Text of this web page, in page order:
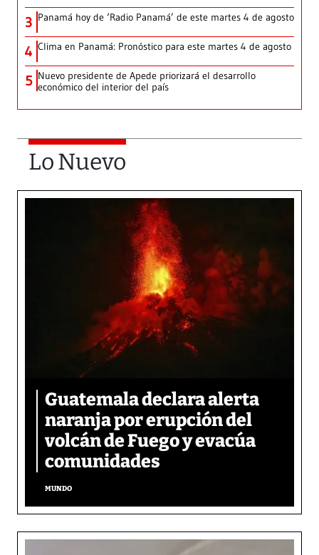
3 Panamá hoy de ‘Radio Panamá’ de este martes 4 de agosto
4 Clima en Panamá: Pronóstico para este martes 4 de agosto
5 Nuevo presidente de Apede priorizará el desarrollo
económico del interior del país
Lo Nuevo
Guatemala declara alerta
naranja por erupción del
volcán de Fuego y evacúa
comunidades
MUNDO